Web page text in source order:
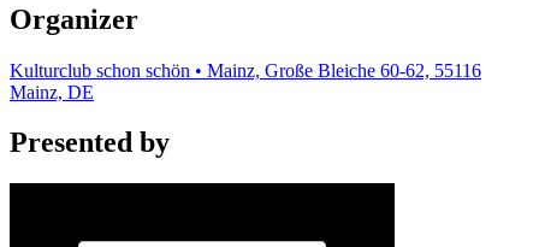
Organizer
Kulturclub schon schön • Mainz, Große Bleiche 60-62, 55116
Mainz, DE
Presented by